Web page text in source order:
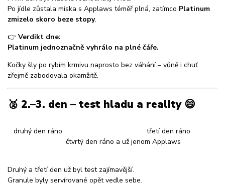
Po jídle zůstala miska s Applaws téměř plná, zatímco Platinum
zmizelo skoro beze stopy.
👉 Verdikt dne:
Platinum jednoznačně vyhrálo na plné čáře.
Kočky šly po rybím krmivu naprosto bez váhání – vůně i chuť
zřejmě zabodovala okamžitě.
🥈 2.–3. den – test hladu a reality 😄
druhý den ráno třetí den ráno
čtvrtý den ráno a už jenom Applaws
Druhý a třetí den už byl test zajímavější.
Granule byly servírované opět vedle sebe.